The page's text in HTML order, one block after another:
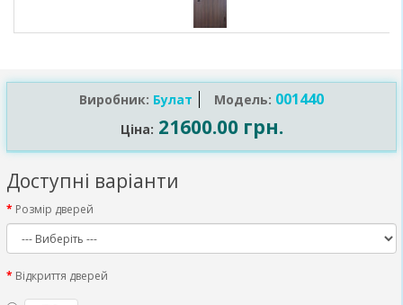
Виробник: Булат Модель: 001440
Ціна: 21600.00 грн.
Доступні варіанти
Розмір дверей
Відкриття дверей